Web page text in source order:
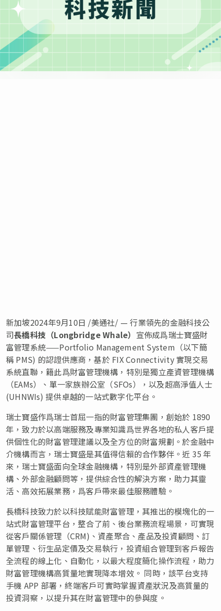
新加坡2024年9月10日 /美通社/ — 行業領先的金融科技公
司長橋科技（Longbridge Whale） 宣佈成爲瑞士寶盛財
富管理系統——Portfolio Management System（以下簡
稱 PMS) 的認證供應商，基於 FIX Connectivity 實現交易
系統直聯，籍此爲財富管理機構，特別是獨立產資管理機構
（EAMs）、單一家族辦公室（SFOs），以及超高淨值人士
(UHNWIs) 提供卓越的一站式數字化平台。
瑞士寶盛作爲瑞士首屈一指的財富管理集團，創始於 1890
年，致力於以高端服務及專業知識爲世界各地的私人客戶提
供個性化的財富管理建議以及全方位的財富規劃。於金融中
介機構而言，瑞士寶盛是其值得信賴的合作夥伴。近 35 年
來，瑞士寶盛面向全球金融機構，特別是外部資產管理機
構、外部金融顧問等，提供綜合性的解決方案，助力其靈
活、高效拓展業務，爲客戶帶來最佳服務體驗。
長橋科技致力於以科技賦能財富管理，其推出的模塊化的一
站式財富管理平台，整合了前、後台業務流程場景，可實現
從客戶關係管理（CRM)、資產聚合、產品及投資顧問、訂
單管理、衍生品定價及交易執行，投資組合管理到客戶報告
全流程的線上化、自動化，以最大程度簡化操作流程，助力
財富管理機構高質量地實現降本增效。 同時，該平台支持
手機 APP 部署，終端客戶可實時掌握資產狀況及高質量的
投資洞察，以提升其在財富管理中的參與度。